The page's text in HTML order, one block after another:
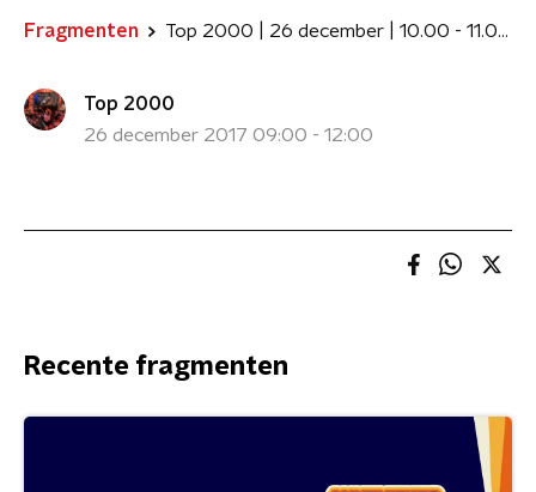
Fragmenten Top 2000 | 26 december | 10.00 - 11.00 uur
Top 2000
26 december 2017 09:00 - 12:00
Recente fragmenten